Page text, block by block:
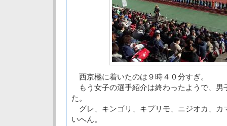
西京極に着いたのは９時４０分すぎ。
もう女子の選手紹介は終わったようで、男
た。
グレ、キンゴリ、キプリモ、ニジオカ、カ
いへん。